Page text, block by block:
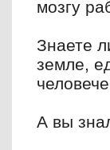
мозгу
Знаете
земле,
А вы